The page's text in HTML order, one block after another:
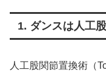
1. ダンスは人工
人工股関節置換術（